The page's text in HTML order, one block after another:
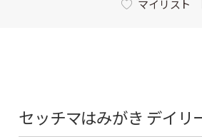
マイリスト
セッチマはみがき デイ